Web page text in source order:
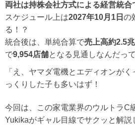
両社は持株会社方式による経営統合
スケジュール上は2027年10月1日 の
る！？
統合後は、単純合算で売上高約2.5
で9,954店舗となる見通しなんだっ
「え、ヤマダ電機とエディオンが
っくりした子も多いはず！
今回は、この家電業界のウルトラC
Yukikaがギャル目線でサクッと解説